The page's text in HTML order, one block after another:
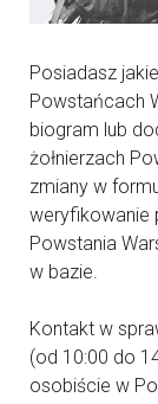
Posiadasz
Powstańcach
biogram lub
żołnierzach
zmiany w
weryfikowanie
Powstania
w bazie.
Kontakt w
(od 10:00 do
osobiście w